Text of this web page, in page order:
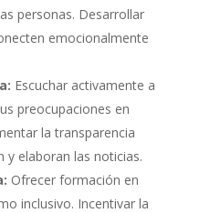
personas. Desarrollar
emocionalmente
Escuchar activamente a
preocupaciones en
la transparencia
y elaboran las noticias.
Ofrecer formación en
inclusivo. Incentivar la